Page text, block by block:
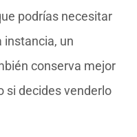
podrías necesitar
instancia, un
conserva mejor
si decides venderlo